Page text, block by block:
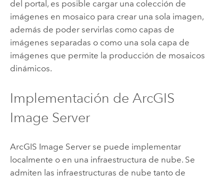
del portal, es posible cargar una colección de
imágenes en mosaico para crear una sola imagen,
además de poder servirlas como capas de
imágenes separadas o como una sola capa de
imágenes que permite la producción de mosaicos
dinámicos.
Implementación de ArcGIS
Image Server
ArcGIS Image Serverse puede implementar
localmente o en una infraestructura de nube. Se
admiten las infraestructuras de nube tanto de